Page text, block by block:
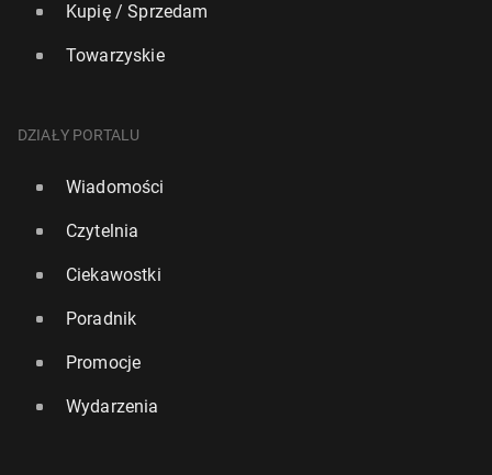
Kupię / Sprzedam
Towarzyskie
DZIAŁY PORTALU
Wiadomości
Czytelnia
Ciekawostki
Poradnik
Promocje
Wydarzenia